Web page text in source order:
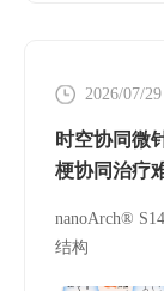
2026/07/29
时空协同微
梗协同治疗
nanoArch®
结构